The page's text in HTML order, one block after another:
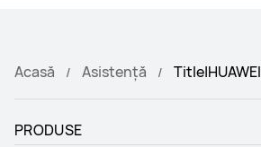
Acasă Asistență
PRODUSE